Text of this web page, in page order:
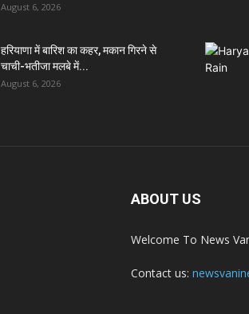
August 6, 2026
हरियाणा में बारिश का कहर, मकान गिरने से
चाची-भतीजा मलबे में...
August 6, 2026
ABOUT US
Welcome To News
Contact us: